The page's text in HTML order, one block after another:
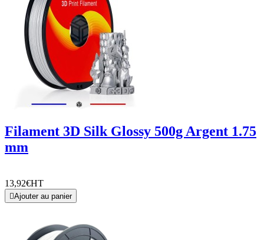
Filament 3D Silk Glossy 500g Argent 1.75
mm
13,92€HT
Ajouter au panier